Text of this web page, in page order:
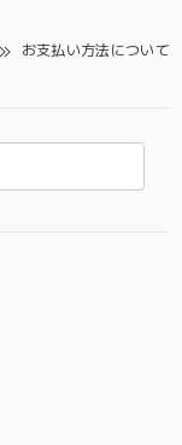
お支払い方法について